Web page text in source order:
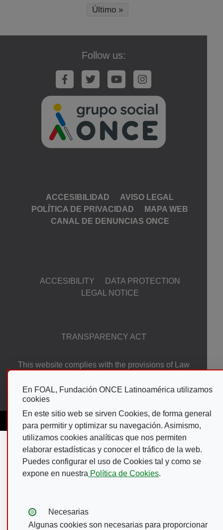
En FOAL, Fundación ONCE Latinoamérica utilizamos
cookies
En este sitio web se sirven Cookies, de forma general
para permitir y optimizar su navegación. Asimismo,
utilizamos cookies analíticas que nos permiten
elaborar estadísticas y conocer el tráfico de la web.
Puedes configurar el uso de Cookies tal y como se
expone en nuestra Política de Cookies.
Tipos de cookies:
Necesarias
Algunas cookies son necesarias para proporcionar
Last page
Último »
Follow us:
Go To The
ACCESIBILIDAD
AVISO LEGAL
POLÍTICA DE PRIVACIDAD
MAPA WEB
CANAL DE DENUNCIAS ONCE
ACCESIBILITY
DATA PROTECTION
LEGAL NOTICE
TRANSPARENCY ACT
This website complies with the provisions of Law
to public information and good governance.